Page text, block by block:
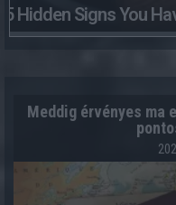
5 Hidden Signs You
Meddig érvényes ma